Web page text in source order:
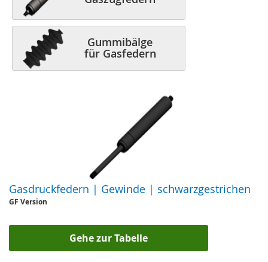
Konstruktionen durch unsere Gasfedern ersetzt, kann Sodemann
Federn nicht für eventuelle Leistungsabweichungen oder Schäden an
Fahrzeugen oder Konstruktionen haftbar gemacht werden.
Gummibälge
für Gasfedern
Gasdruckfedern | Gewinde | schwarzgestrichen
GF Version
Gehe zur Tabelle